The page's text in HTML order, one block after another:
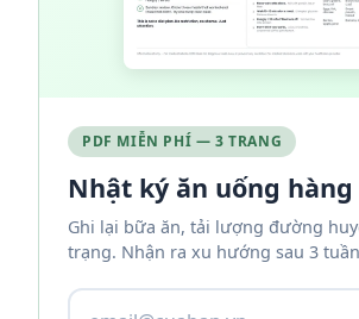
PDF MIỄN PHÍ — 3 TRANG
Nhật ký ăn uống
Ghi lại bữa ăn, tải lượng đường
trạng. Nhận ra xu hướng sau 3